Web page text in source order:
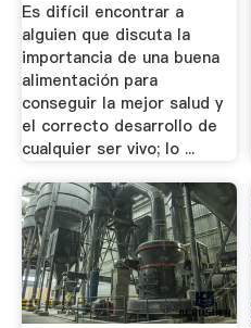
Es difícil encontrar a
alguien que discuta la
importancia de una buena
alimentación para
conseguir la mejor salud y
el correcto desarrollo de
cualquier ser vivo; lo ...